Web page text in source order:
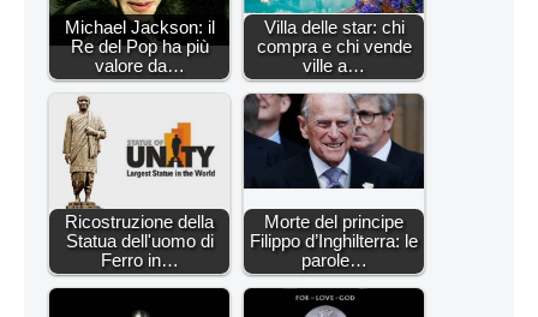
Michael Jackson: il
Re del Pop ha più
valore da…
Villa delle star: chi
compra e chi vende
ville a…
Ricostruzione della
Statua dell'uomo di
Ferro in…
Morte del principe
Filippo d’Inghilterra: le
parole…